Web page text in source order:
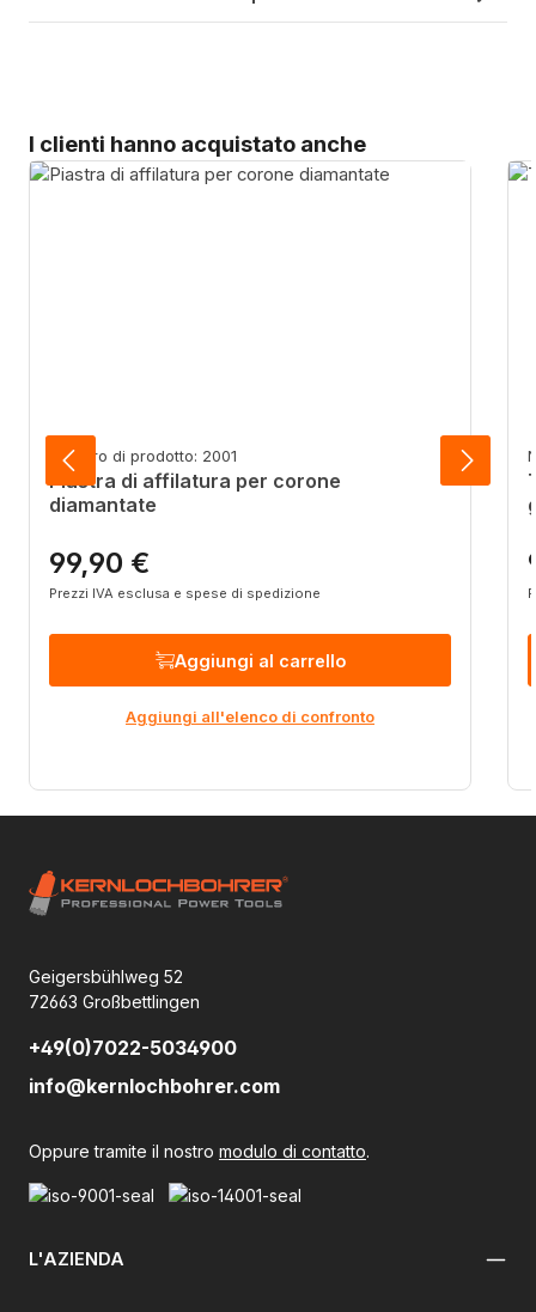
Salta la galleria dei prodotti
I clienti hanno acquistato anche
Numero di prodotto: 2001
Piastra di affilatura per corone
diamantate
Prezzo normale:
99,90 €
Prezzi IVA esclusa e spese di spedizione
Aggiungi al carrello
Aggiungi all'elenco di confronto
Geigersbühlweg 52
72663 Großbettlingen
+49(0)7022-5034900
info@kernlochbohrer.com
Oppure tramite il nostro modulo di contatto.
L'AZIENDA